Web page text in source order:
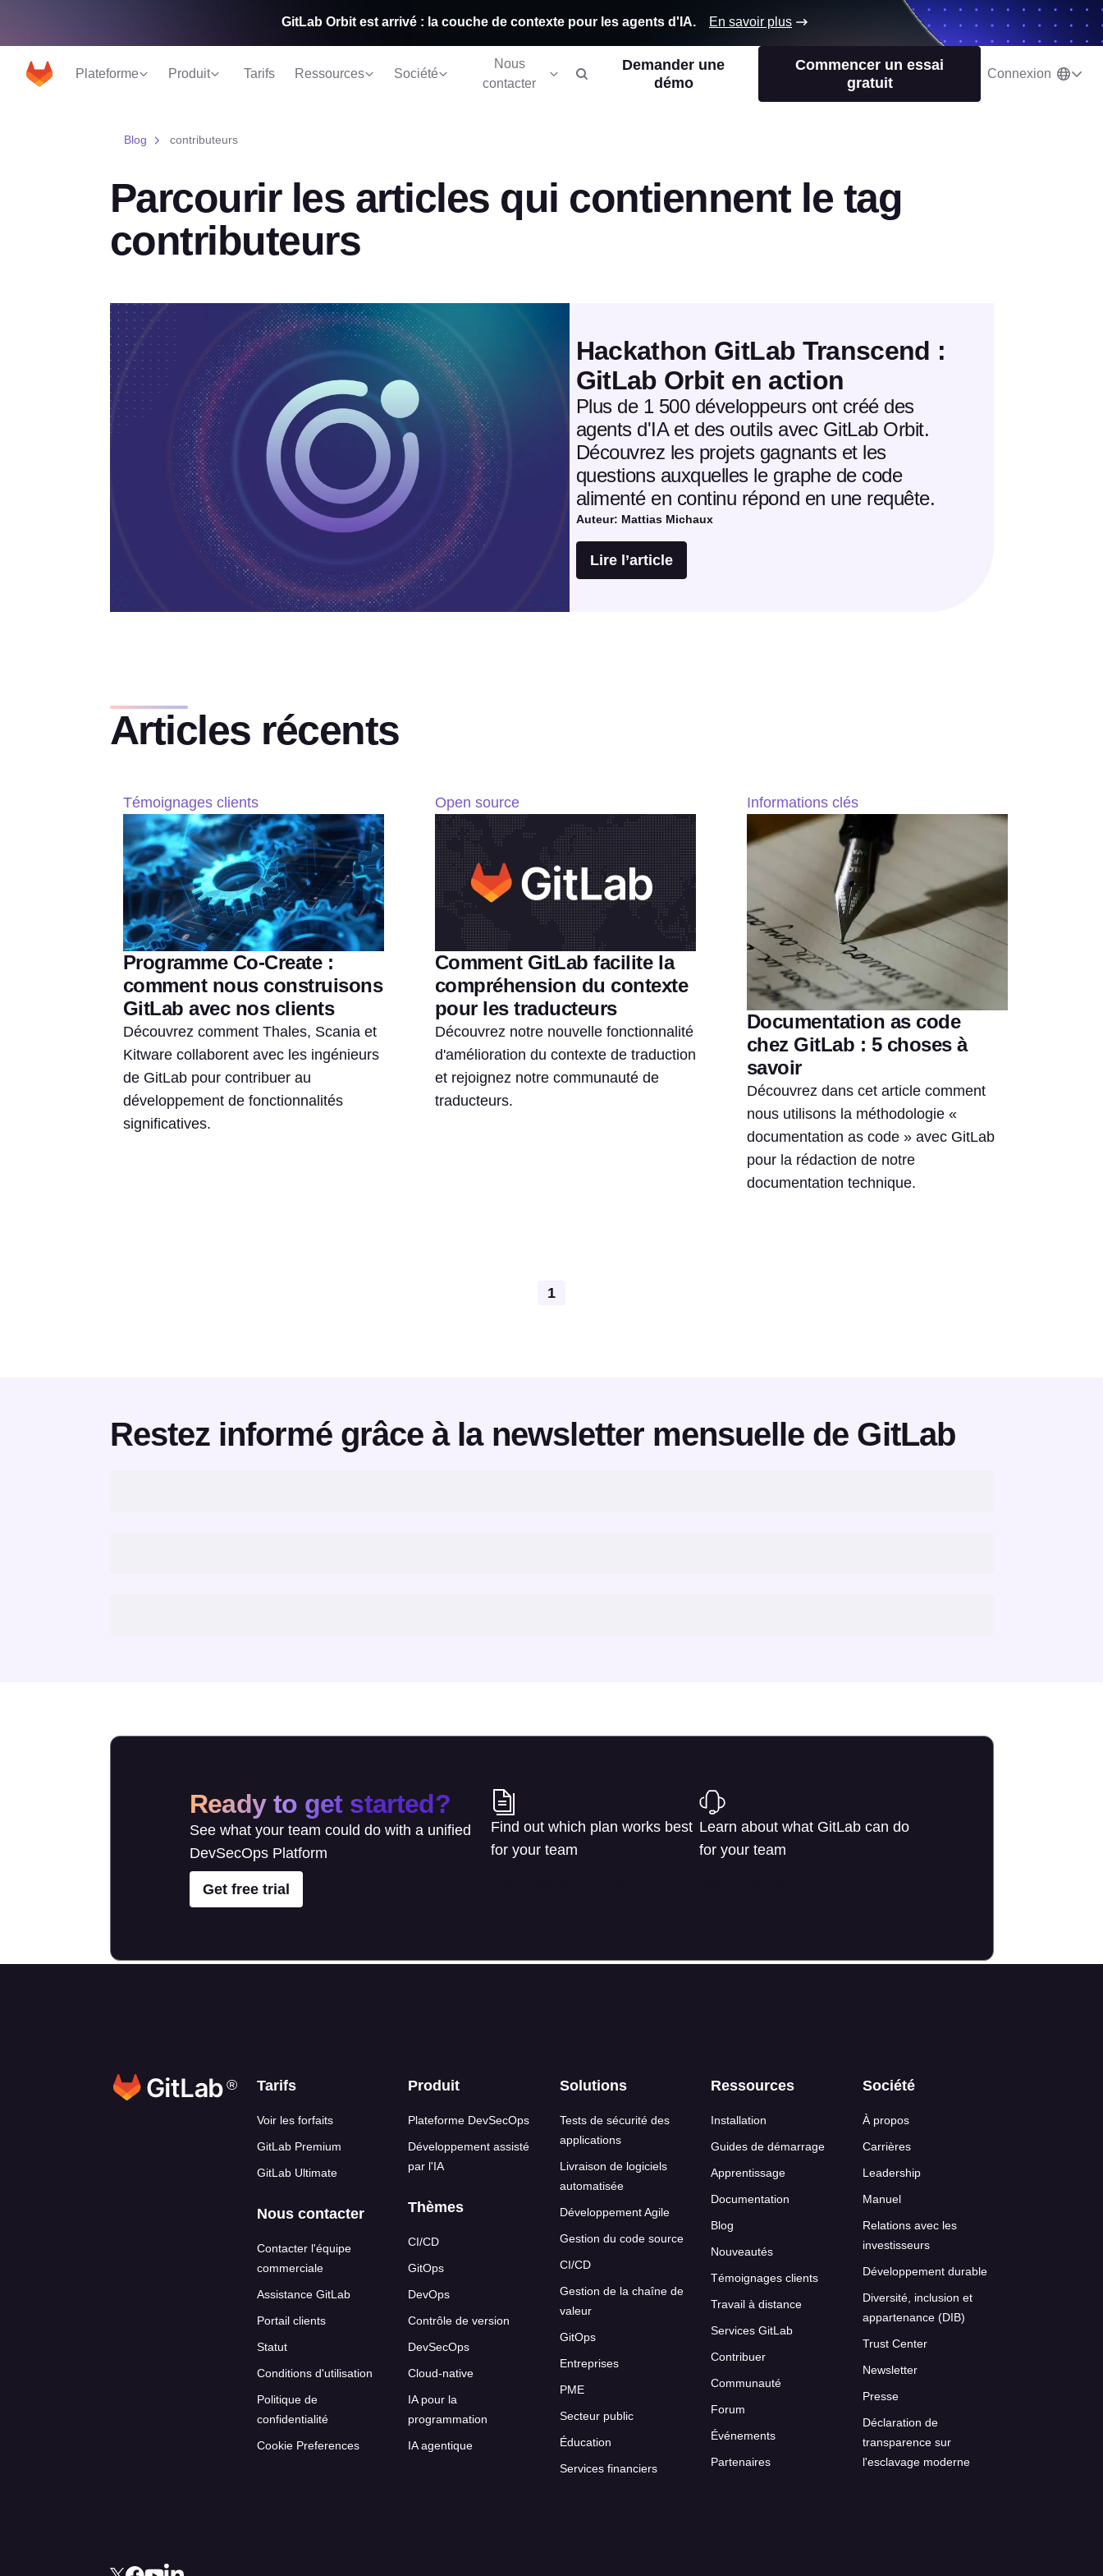
Plateforme Produit Tarifs Ressources Société
Nous
contacter
Demander une
démo
Commencer un essai
gratuit
Connexion
GitLab Orbit est arrivé : la couche de contexte pour les agents d'IA. En savoir plus
Blog contributeurs
Parcourir les articles qui contiennent le tag
contributeurs
Article à la une
Hackathon GitLab Transcend :
GitLab Orbit en action
Plus de 1 500 développeurs ont créé des
agents d'IA et des outils avec GitLab Orbit.
Découvrez les projets gagnants et les
questions auxquelles le graphe de code
alimenté en continu répond en une requête.
Auteur: Mattias Michaux
Lire l’article
Articles récents
Témoignages clients
Programme Co-Create :
comment nous construisons
GitLab avec nos clients
Découvrez comment Thales, Scania et
Kitware collaborent avec les ingénieurs
de GitLab pour contribuer au
développement de fonctionnalités
significatives.
Open source
Comment GitLab facilite la
compréhension du contexte
pour les traducteurs
Découvrez notre nouvelle fonctionnalité
d'amélioration du contexte de traduction
et rejoignez notre communauté de
traducteurs.
Informations clés
Documentation as code
chez GitLab : 5 choses à
savoir
Découvrez dans cet article comment
nous utilisons la méthodologie «
documentation as code » avec GitLab
pour la rédaction de notre
documentation technique.
Pagination
1
Restez informé grâce à la newsletter mensuelle de GitLab
Ready to get started?
See what your team could do with a unified
DevSecOps Platform
Get free trial
Find out which plan works best
for your team
Learn about what GitLab can do
for your team
® Liens en bas de page
Tarifs
Voir les forfaits
GitLab Premium
GitLab Ultimate
Nous contacter
Contacter l'équipe
commerciale
Assistance GitLab
Portail clients
Statut
Conditions d'utilisation
Politique de
confidentialité
Cookie Preferences
Produit
Plateforme DevSecOps
Développement assisté
par l'IA
Thèmes
CI/CD
GitOps
DevOps
Contrôle de version
DevSecOps
Cloud-native
IA pour la
programmation
IA agentique
Solutions
Tests de sécurité des
applications
Livraison de logiciels
automatisée
Développement Agile
Gestion du code source
CI/CD
Gestion de la chaîne de
valeur
GitOps
Entreprises
PME
Secteur public
Éducation
Services financiers
Ressources
Installation
Guides de démarrage
Apprentissage
Documentation
Blog
Nouveautés
Témoignages clients
Travail à distance
Services GitLab
Contribuer
Communauté
Forum
Événements
Partenaires
Société
À propos
Carrières
Leadership
Manuel
Relations avec les
investisseurs
Développement durable
Diversité, inclusion et
appartenance (DIB)
Trust Center
Newsletter
Presse
Déclaration de
transparence sur
l'esclavage moderne